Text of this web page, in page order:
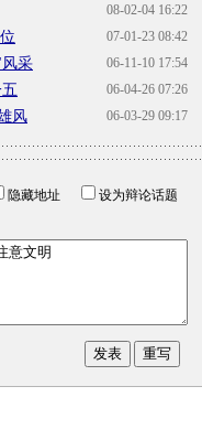
08-02-04 16:22
07-01-23 08:42
06-11-10 17:54
采
06-04-26 07:26
06-03-29 09:17
风
隐藏地址
设为辩论话题